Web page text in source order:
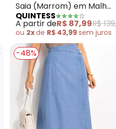
Saia (Marrom) em Malha
Suede
QUINTESS
A partir deR$ 87,99R$
ou 2xde R$ 43,99sem juros
-48%